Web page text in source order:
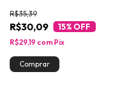
R$30,09
R$35,39
15% OFF
R$29,19 com Pix